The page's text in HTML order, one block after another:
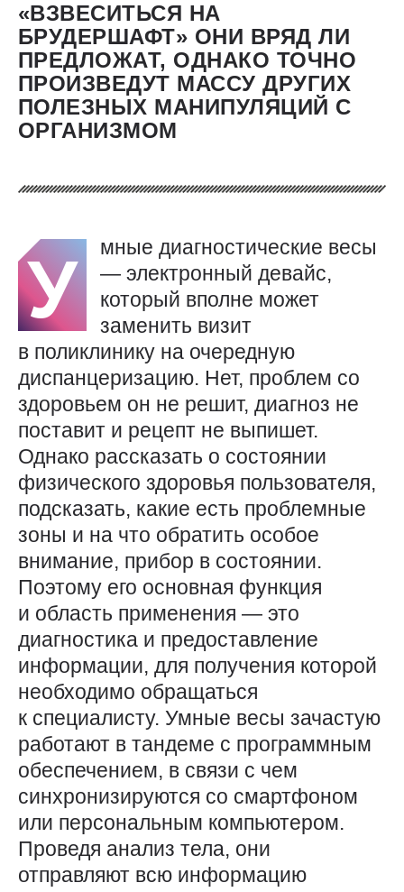
«ВЗВЕСИТЬСЯ НА
БРУДЕРШАФТ» ОНИ ВРЯД ЛИ
ПРЕДЛОЖАТ, ОДНАКО ТОЧНО
ПРОИЗВЕДУТ МАССУ ДРУГИХ
ПОЛЕЗНЫХ МАНИПУЛЯЦИЙ С
ОРГАНИЗМОМ
У
мные диагностические весы
— электронный девайс,
который вполне может
заменить визит
в поликлинику на очередную
диспанцеризацию. Нет, проблем со
здоровьем он не решит, диагноз не
поставит и рецепт не выпишет.
Однако рассказать о состоянии
физического здоровья пользователя,
подсказать, какие есть проблемные
зоны и на что обратить особое
внимание, прибор в состоянии.
Поэтому его основная функция
и область применения — это
диагностика и предоставление
информации, для получения которой
необходимо обращаться
к специалисту. Умные весы зачастую
работают в тандеме с программным
обеспечением, в связи с чем
синхронизируются со смартфоном
или персональным компьютером.
Проведя анализ тела, они
отправляют всю информацию